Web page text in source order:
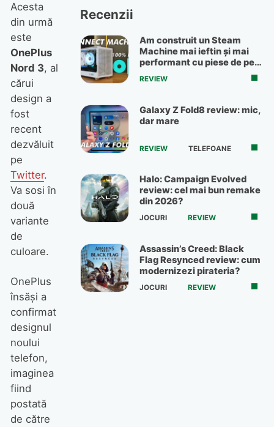
Acesta
din urmă
este
OnePlus
Nord 3, al
cărui
design a
fost
recent
dezvăluit
pe
Twitter.
Va sosi în
două
variante
de
culoare.
OnePlus
însăşi a
confirmat
designul
noului
telefon,
imaginea
fiind
postată
de către
Recenzii
Am construit un Steam
Machine mai ieftin și mai
performant cu piese de pe
OLX
REVIEW
Galaxy Z Fold8 review: mic,
dar mare
REVIEW TELEFOANE
Halo: Campaign Evolved
review: cel mai bun remake
din 2026?
JOCURI REVIEW
Assassin’s Creed: Black
Flag Resynced review: cum
modernizezi pirateria?
JOCURI REVIEW